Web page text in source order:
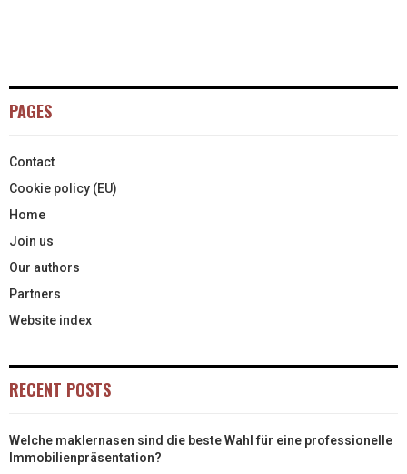
PAGES
Contact
Cookie policy (EU)
Home
Join us
Our authors
Partners
Website index
RECENT POSTS
Welche maklernasen sind die beste Wahl für eine professionelle
Immobilienpräsentation?